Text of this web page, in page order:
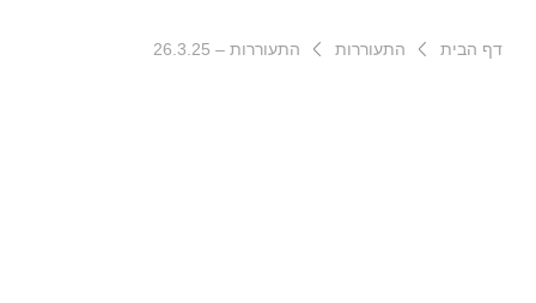
דף הבית התעוררות התעוררות – 26.3.25